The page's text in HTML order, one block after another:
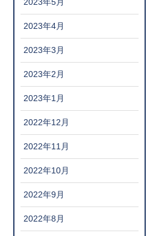
2023年4月
2023年3月
2023年2月
2023年1月
2022年12月
2022年11月
2022年10月
2022年9月
2022年8月